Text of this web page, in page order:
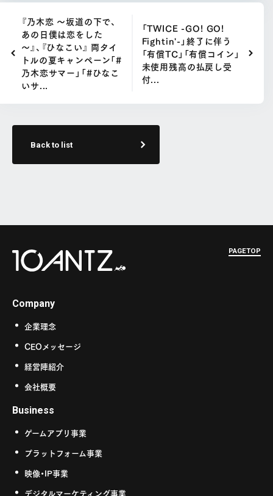
『乃木恋 ～坂道の下で、
あの日僕は恋をした
～』、『ひなこい』 両タイ
トルの夏キャンペーン「#
乃木恋サマー」「#ひなこ
いサ...
「TWICE -GO! GO!
Fightin'-」終了に伴う
「有償TC」「有償コイン」
未使用残高の払戻し受
付...
Back to list
Company
企業理念
CEOメッセージ
経営陣紹介
会社概要
Business
ゲームアプリ事業
プラットフォーム事業
映像・IP事業
デジタルマーケティング事業
PAGETOP